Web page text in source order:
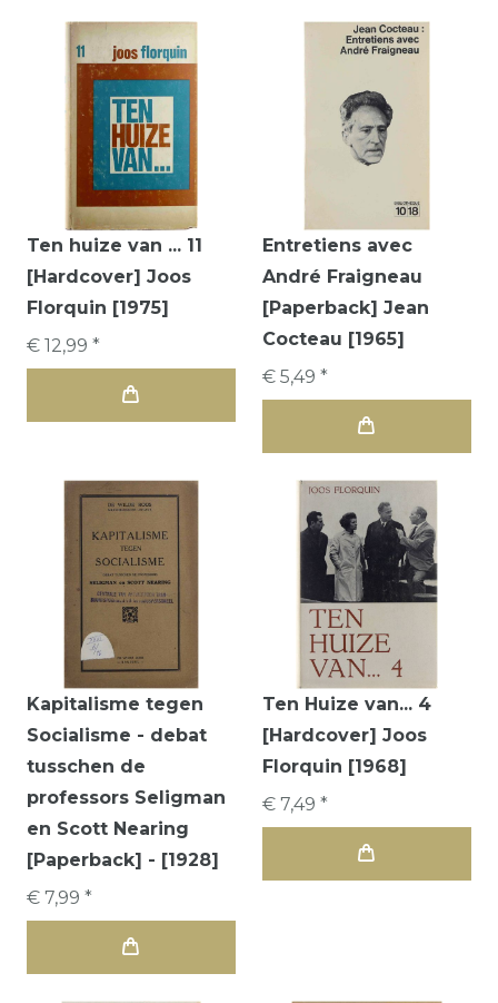
Ten huize van ... 11
[Hardcover] Joos
Florquin [1975]
€ 12,99 *
Entretiens avec
André Fraigneau
[Paperback] Jean
Cocteau [1965]
€ 5,49 *
Kapitalisme tegen
Socialisme - debat
tusschen de
professors Seligman
en Scott Nearing
[Paperback] - [1928]
€ 7,99 *
Ten Huize van... 4
[Hardcover] Joos
Florquin [1968]
€ 7,49 *